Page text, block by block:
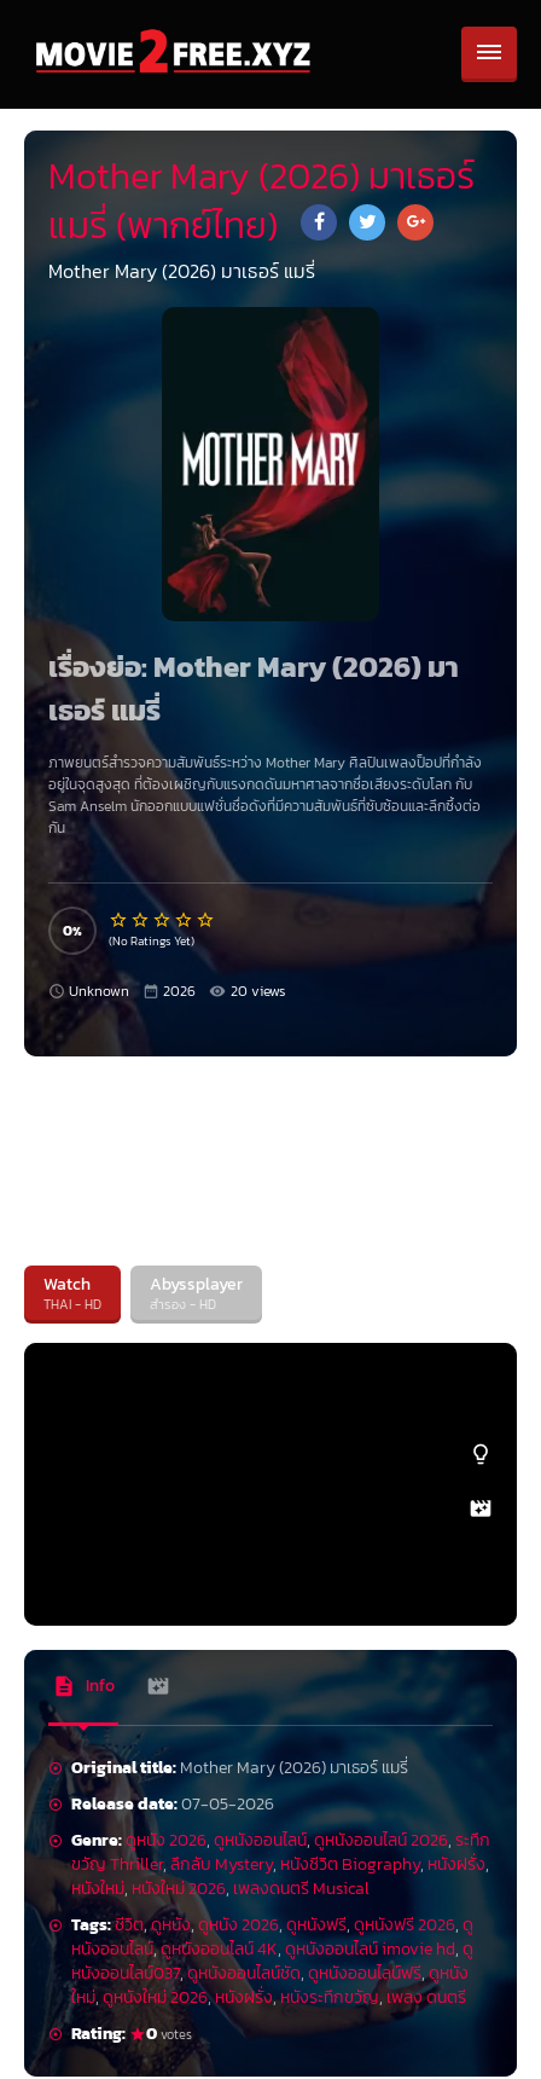
Mother Mary (2026) มาเธอร์
แมรี่ (พากย์ไทย)
Mother Mary (2026) มาเธอร์ แมรี่
เรื่องย่อ: Mother Mary (2026) มา
เธอร์ แมรี่
ภาพยนตร์สำรวจความสัมพันธ์ระหว่าง Mother Mary ศิลปินเพลงป็อปที่กำลัง
อยู่ในจุดสูงสุด ที่ต้องเผชิญกับแรงกดดันมหาศาลจากชื่อเสียงระดับโลก กับ
Sam Anselm นักออกแบบแฟชั่นชื่อดังที่มีความสัมพันธ์ที่ซับซ้อนและลึกซึ้งต่อ
กัน
0 (No Ratings Yet)
Unknown 2026 20 views
Watch
THAI - HD
Abyssplayer
สำรอง - HD
Info
Original title:Mother Mary (2026) มาเธอร์ แมรี่
Release date:07-05-2026
Genre:ดูหนัง 2026,ดูหนังออนไลน์,ดูหนังออนไลน์ 2026,ระทึก
ขวัญ Thriller,ลึกลับ Mystery, หนังชีวิต Biography, หนังฝรั่ง,
หนังใหม่, หนังใหม่ 2026, เพลงดนตรี Musical
Tags:ชีวิต,ดูหนัง,ดูหนัง 2026,ดูหนังฟรี,ดูหนังฟรี 2026,ดู
หนังออนไลน์,ดูหนังออนไลน์ 4K,ดูหนังออนไลน์ imovie hd,ดู
หนังออนไลน์037,ดูหนังออนไลน์ชัด,ดูหนังออนไลน์ฟรี,ดูหนัง
ใหม่,ดูหนังใหม่ 2026,หนังฝรั่ง,หนังระทึกขวัญ, เพลง ดนตรี
Rating:
0votes